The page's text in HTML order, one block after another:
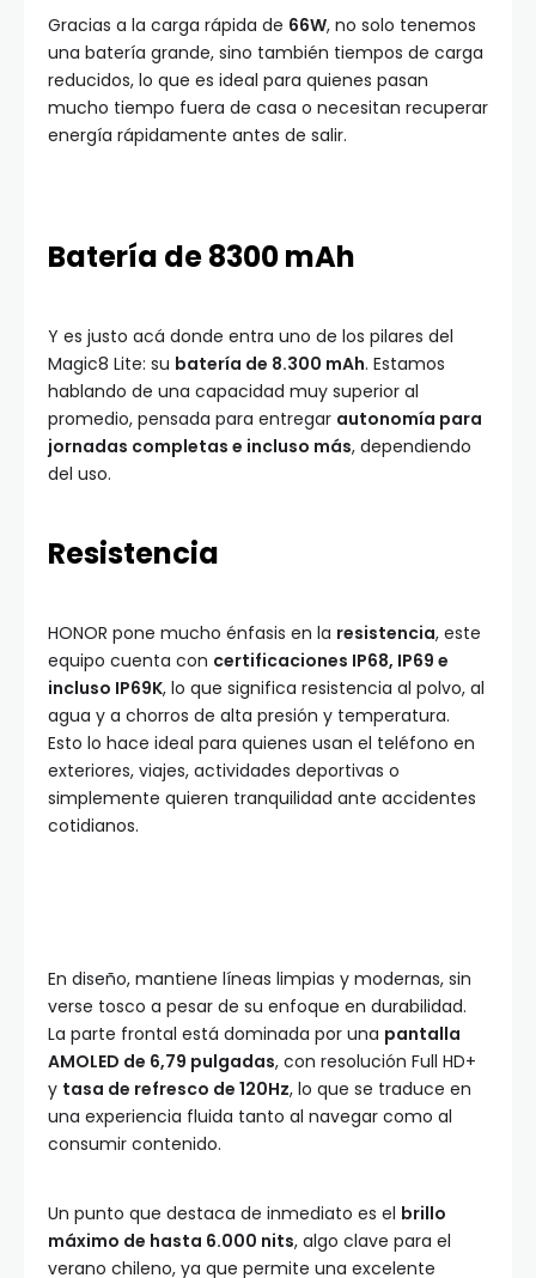
Gracias a la carga rápida de 66W, no solo tenemos
una batería grande, sino también tiempos de carga
reducidos, lo que es ideal para quienes pasan
mucho tiempo fuera de casa o necesitan recuperar
energía rápidamente antes de salir.
Batería de 8300 mAh
Y es justo acá donde entra uno de los pilares del
Magic8 Lite: su batería de 8.300 mAh. Estamos
hablando de una capacidad muy superior al
promedio, pensada para entregar autonomía para
jornadas completas e incluso más, dependiendo
del uso.
Resistencia
HONOR pone mucho énfasis en la resistencia, este
equipo cuenta con certificaciones IP68, IP69 e
incluso IP69K, lo que significa resistencia al polvo, al
agua y a chorros de alta presión y temperatura.
Esto lo hace ideal para quienes usan el teléfono en
exteriores, viajes, actividades deportivas o
simplemente quieren tranquilidad ante accidentes
cotidianos.
En diseño, mantiene líneas limpias y modernas, sin
verse tosco a pesar de su enfoque en durabilidad.
La parte frontal está dominada por una pantalla
AMOLED de 6,79 pulgadas, con resolución Full HD+
y tasa de refresco de 120Hz, lo que se traduce en
una experiencia fluida tanto al navegar como al
consumir contenido.
Un punto que destaca de inmediato es el brillo
máximo de hasta 6.000 nits, algo clave para el
verano chileno, ya que permite una excelente